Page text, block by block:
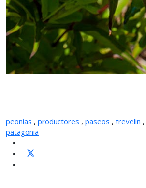
peonias , productores , paseos , trevelin ,
patagonia